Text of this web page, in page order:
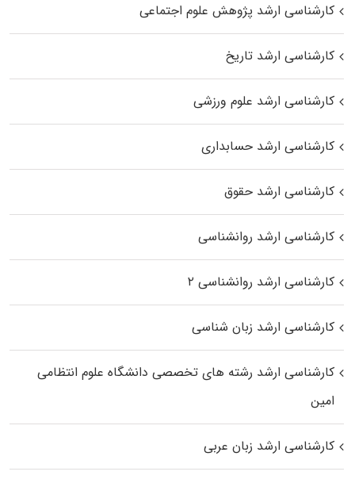
کارشناسی ارشد پژوهش علوم اجتماعی
کارشناسی ارشد تاریخ
کارشناسی ارشد علوم ورزشی
کارشناسی ارشد حسابداری
کارشناسی ارشد حقوق
کارشناسی ارشد روانشناسی
کارشناسی ارشد روانشناسی ۲
کارشناسی ارشد زبان شناسی
کارشناسی ارشد رﺷﺘﻪ ﻫﺎی تخصصی داﻧﺸﮕﺎه ﻋﻠﻮم انتظامی
اﻣﻴﻦ
کارشناسی ارشد زبان عربی